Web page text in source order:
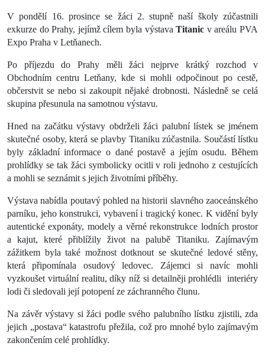
V pondělí 16. prosince se žáci 2. stupně naší školy zúčastnili
exkurze do Prahy, jejímž cílem byla výstavaTitanic v areálu PVA
Expo Praha v Letňanech.
Po příjezdu do Prahy měli žáci nejprve krátký rozchod v
Obchodním centru Letňany, kde si mohli odpočinout po cestě,
občerstvit se nebo si zakoupit nějaké drobnosti. Následně se celá
skupina přesunula na samotnou výstavu.
Hned na začátku výstavy obdrželi žáci palubní lístek se jménem
skutečné osoby, která se plavby Titaniku zúčastnila. Součástí lístku
byly základní informace o dané postavě a jejím osudu. Během
prohlídky se tak žáci symbolicky ocitli v roli jednoho z cestujících
a mohli se seznámit s jejich životními příběhy.
Výstava nabídla poutavý pohled na historii slavného zaoceánského
parníku, jeho konstrukci, vybavení i tragický konec. K vidění byly
autentické exponáty, modely a věrné rekonstrukce lodních prostor
a kajut, které přiblížily život na palubě Titaniku. Zajímavým
zážitkem byla také možnost dotknout se skutečné ledové stěny,
která připomínala osudový ledovec. Zájemci si navíc mohli
vyzkoušet virtuální realitu, díky níž si detailněji prohlédli interiéry
lodi či sledovali její potopení ze záchranného člunu.
Na závěr výstavy si žáci podle svého palubního lístku zjistili, zda
jejich „postava“ katastrofu přežila, což pro mnohé bylo zajímavým
zakončením celé prohlídky.